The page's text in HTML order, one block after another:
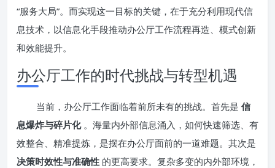
“服务大局”。而实现这一目标的关键，在于充分利用现代信
息技术，以信息化手段推动办公厅工作流程再造、模式创新
和效能提升。
办公厅工作的时代挑战与转型机遇
当前，办公厅工作面临着前所未有的挑战。首先是 信
息爆炸与碎片化 。海量内外部信息涌入，如何快速筛选、有
效整合、精准提炼，是摆在办公厅面前的一道难题。其次是
决策时效性与准确性 的更高要求。复杂多变的内外部环境，